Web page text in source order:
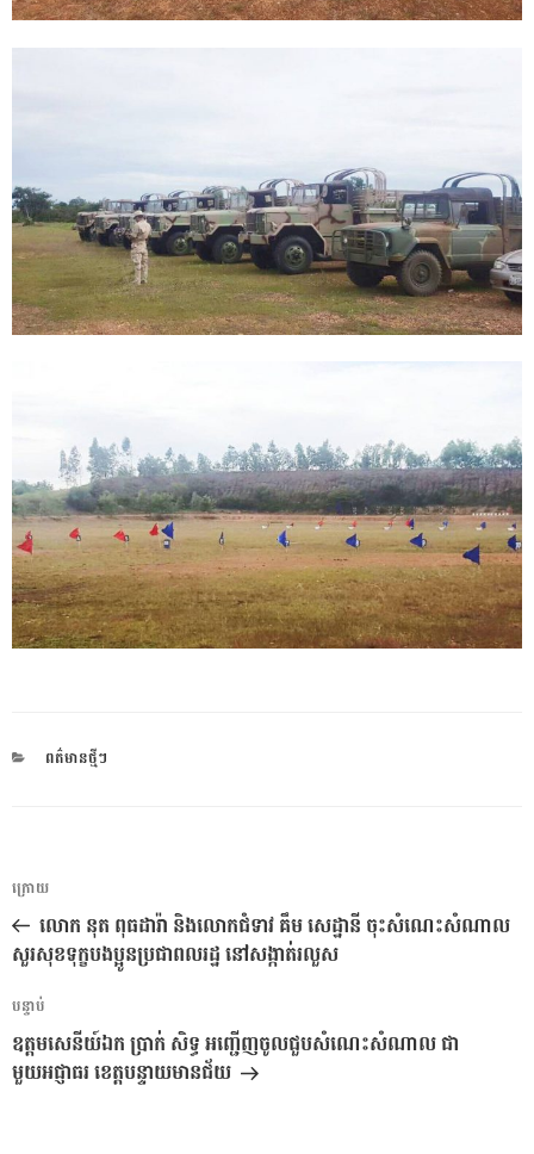
CATEGORIES
ពត៌មានថ្មីៗ
ការ​
នាំទិស​
ប្រកាស
អត្ថបទ
មុន
ក្រោយ
លោក នុត ពុធដារ៉ា និងលោកជំទាវ គឹម សេដ្ឋានី ចុះសំណេះសំណាល
សួរសុខទុក្ខបងប្អូនប្រជាពលរដ្ឋ នៅសង្កាត់រលួស
អត្ថបទ
បន្ទាប់
បន្ទាប់
ឧត្តមសេនីយ៍ឯក ប្រាក់ សិទ្ធ អញ្ជើញចូលជួបសំណេះសំណាល ជា
មួយអជ្ញាធរ ខេត្តបន្ទាយមានជ័យ